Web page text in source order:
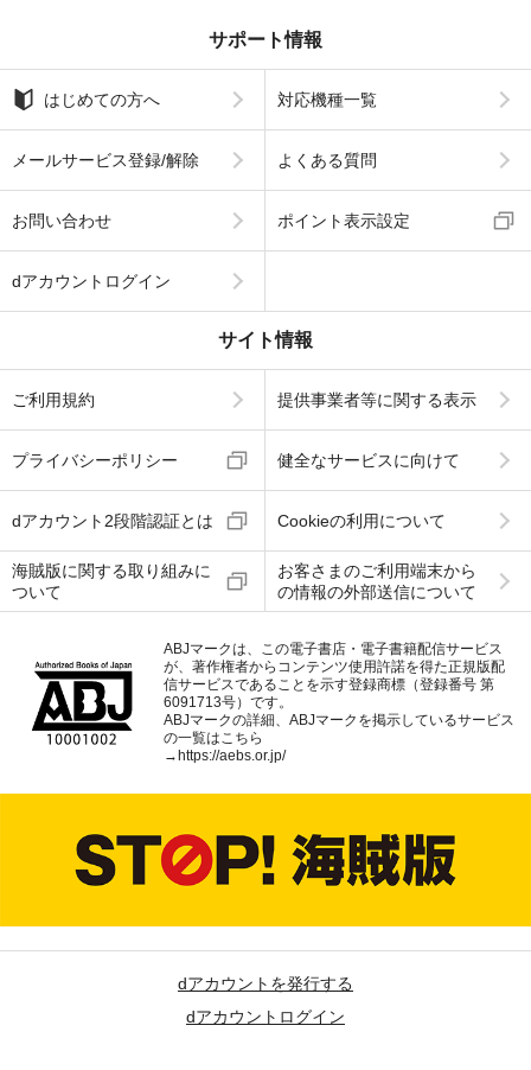
サポート情報
はじめての方へ 対応機種一覧
メールサービス登録/解除 よくある質問
お問い合わせ ポイント表示設定
dアカウントログイン
サイト情報
ご利用規約 提供事業者等に関する表示
プライバシーポリシー 健全なサービスに向けて
dアカウント2段階認証とは Cookieの利用について
海賊版に関する取り組みに
ついて
お客さまのご利用端末から
の情報の外部送信について
ABJマークは、この電子書店・電子書籍配信サービス
が、著作権者からコンテンツ使用許諾を得た正規版配
信サービスであることを示す登録商標（登録番号 第
6091713号）です。
ABJマークの詳細、ABJマークを掲示しているサービス
の一覧はこちら
→ https://aebs.or.jp/
dアカウントを発行する
dアカウントログイン